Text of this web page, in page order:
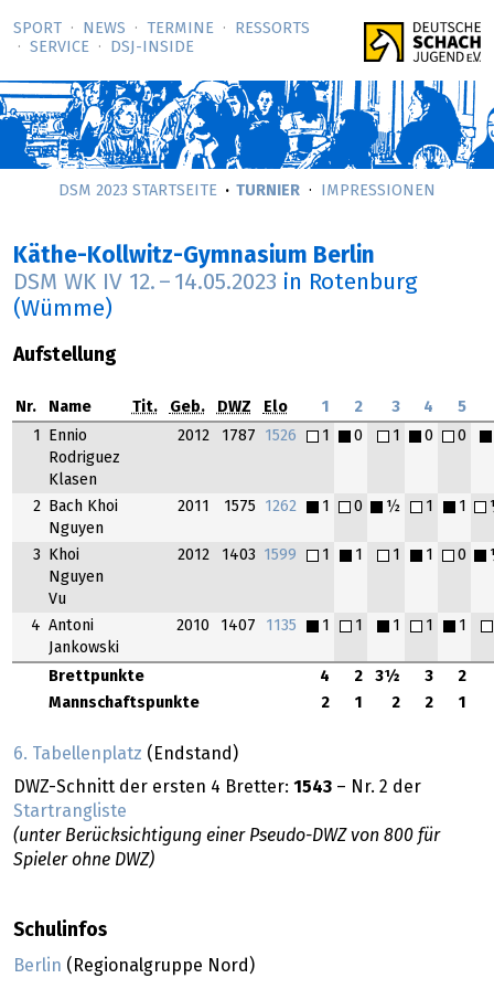
SPORT NEWS TERMINE
RESSORTS
SERVICE
DSJ-­INSIDE
DSM 2023 STARTSEITE TURNIER IMPRESSIONEN
Käthe-Kollwitz-Gymnasium Berlin
DSM WK IV 12. – 14.05.2023 in Rotenburg
(Wümme)
Aufstellung
Nr. Name Tit. Geb. DWZ Elo 1 2 3 4 5
Brettpunkte 4 2 3½ 3
2
Mannschaftspunkte
2 1 2 2 1
1
Ennio
Rodriguez
Klasen
2012 1787 1526 1 0 1 0 0
2
Bach Khoi
Nguyen
2011 1575 1262 1 0 ½ 1 1
3
Khoi
Nguyen
Vu
2012 1403 1599 1 1 1 1 0
4 Antoni
Jankowski
2010 1407 1135 1 1 1 1 1
6. Tabellenplatz (Endstand)
DWZ-Schnitt der ersten 4 Bretter: 1543 – Nr. 2 der
Startrangliste
(unter Berücksichtigung einer Pseudo-DWZ von 800 für
Spieler ohne DWZ)
Schulinfos
Berlin (Regionalgruppe Nord)